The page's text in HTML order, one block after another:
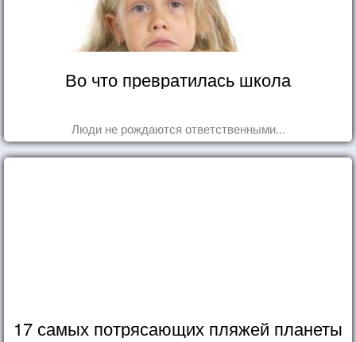
Во что превратилась школа
Люди не рождаются ответственными...
17 самых потрясающих пляжей планеты